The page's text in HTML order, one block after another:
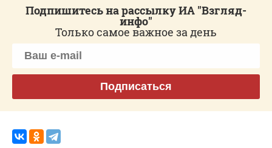
Подпишитесь на рассылку ИА "Взгляд-
инфо"
Только самое важное за день
Подписаться